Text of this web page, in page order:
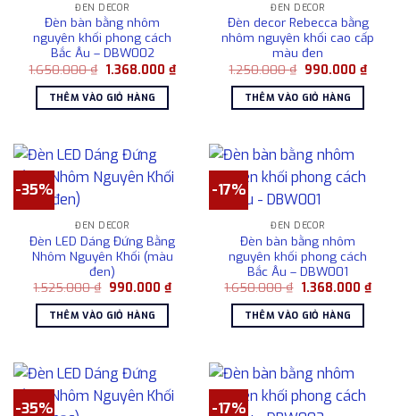
tùy
chọn
có
thể
được
chọn
sản
phẩm
ĐÈN DECOR
Đèn bàn bằng nhôm
nguyên khối phong cách
Bắc Âu – DBW002
1.650.000₫ Giá
là:
1.650.000 ₫.
1.368.000 ₫Giá
hiện
1.368.000 ₫.
THÊM VÀO GIỎ HÀNG
ĐÈN DECOR
Đèn decor Rebecca bằng
nhôm nguyên khối cao cấp
màu đen
1.250.000₫ Giá
là:
1.250.000 ₫.
990.000 ₫Giá
hiện
THÊM VÀO GIỎ HÀNG
-35%
ĐÈN DECOR
Đèn LED Dáng Đứng Bằng
Nhôm Nguyên Khối (màu
đen)
1.525.000₫ Giá
là:
1.525.000 ₫.
990.000 ₫Giá
hiện
990.000 ₫.
THÊM VÀO GIỎ HÀNG
-17%
ĐÈN DECOR
Đèn bàn bằng nhôm
nguyên khối phong cách
Bắc Âu – DBW001
1.650.000₫ Giá
là:
1.650.000 ₫.
1.368.000 ₫Giá
hiện
THÊM VÀO GIỎ HÀNG
-35% -17%